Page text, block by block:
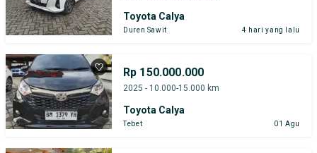
Toyota Calya
Duren Sawit 4 hari yang lalu
Rp 150.000.000
2025 - 10.000-15.000 km
Toyota Calya
Tebet 01 Agu